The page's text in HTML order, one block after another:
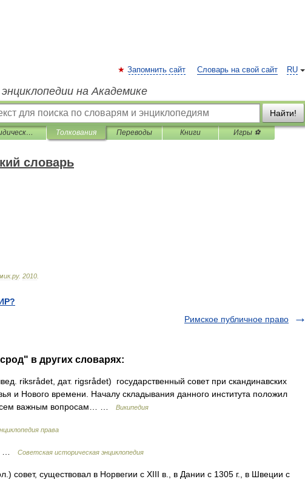
RU
Запомнить сайт Словарь на свой сайт
на Академике
Найти!
Большой юридический словарь Толкования Переводы Книги Игры ⚽
словарь
.ру. 2010
Римское публичное право
в других словарях:
riksrådet, дат. rigsrådet) государственный совет при скандинавских
и Нового времени. Началу складывания данного института положил
важным вопросам… …
Википедия
права
… Советская историческая энциклопедия
совет, существовал в Норвегии с XIII в., в Дании с 1305 г., в Швеции с